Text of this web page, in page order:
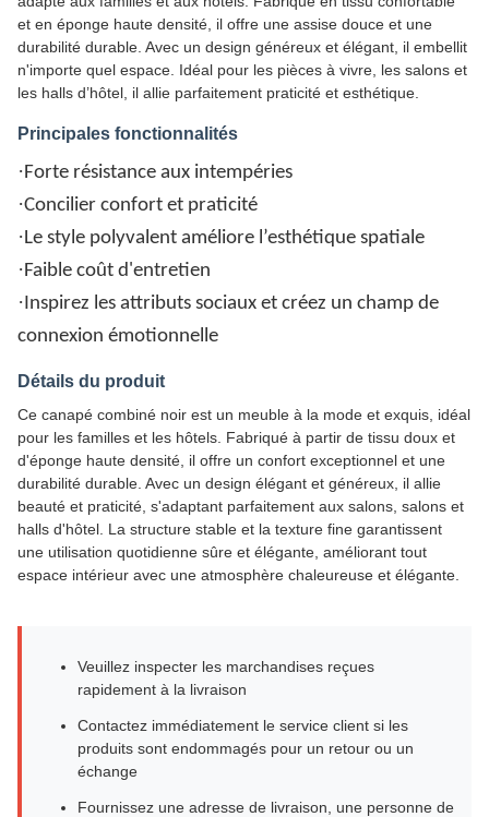
et en éponge haute densité, il offre une assise douce et une
durabilité durable. Avec un design généreux et élégant, il embellit
n'importe quel espace. Idéal pour les pièces à vivre, les salons et
les halls d’hôtel, il allie parfaitement praticité et esthétique.
Principales fonctionnalités
·Forte résistance aux intempéries
·Concilier confort et praticité
·Le style polyvalent améliore l’esthétique spatiale
·Faible coût d'entretien
·Inspirez les attributs sociaux et créez un champ de
connexion émotionnelle
Détails du produit
Ce canapé combiné noir est un meuble à la mode et exquis, idéal
pour les familles et les hôtels. Fabriqué à partir de tissu doux et
d'éponge haute densité, il offre un confort exceptionnel et une
durabilité durable. Avec un design élégant et généreux, il allie
beauté et praticité, s'adaptant parfaitement aux salons, salons et
halls d'hôtel. La structure stable et la texture fine garantissent
une utilisation quotidienne sûre et élégante, améliorant tout
espace intérieur avec une atmosphère chaleureuse et élégante.
Veuillez inspecter les marchandises reçues
rapidement à la livraison
Contactez immédiatement le service client si les
produits sont endommagés pour un retour ou un
échange
Fournissez une adresse de livraison, une personne de